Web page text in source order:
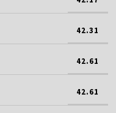
42.31
42.61
42.61